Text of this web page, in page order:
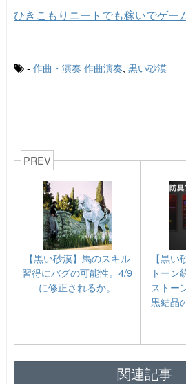
ひきこもりニートでも稼いでゲー
- 作曲・演奏 作曲演奏, 黒い砂漠
PREV
【黒い砂漠】馬のスキル
習得にバグの可能性。4/9
に修正されるか。
【黒
トーン
ストー
黒結晶
関連記事